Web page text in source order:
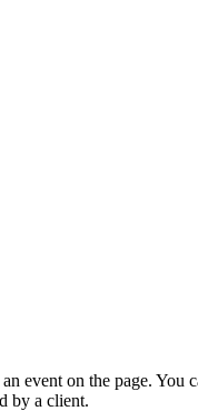
event on the page.
by a client.